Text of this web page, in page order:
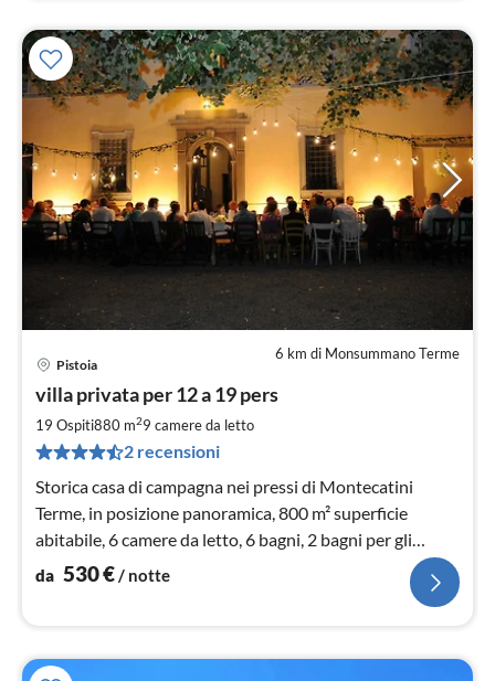
6 km di Monsummano Terme
Pistoia
villa privata per 12 a 19 pers
19 Ospiti880 m29 camere da letto
2 recensioni
Storica casa di campagna nei pressi di Montecatini
Terme, in posizione panoramica, 800 m² superficie
abitabile, 6 camere da letto, 6 bagni, 2 bagni per gli
ospiti, giardino di 1000 m², piscina, Wi-Fi, TV satellitare
da 530€/ notte